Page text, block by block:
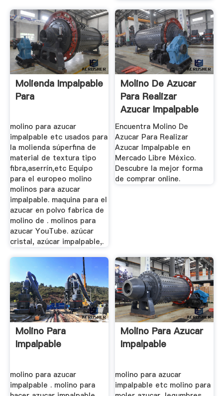
Molienda Impalpable
Para
molino para azucar
impalpable etc usados para
la molienda súperfina de
material de textura tipo
fibra,aserrín,etc Equipo
para el europeo molino
molinos para azucar
impalpable. maquina para el
azucar en polvo fabrica de
molino de . molinos para
azucar YouTube. azúcar
cristal, azúcar impalpable,.
Molino De Azucar
Para Realizar
Azucar Impalpable
En ...
Encuentra Molino De
Azucar Para Realizar
Azucar Impalpable en
Mercado Libre México.
Descubre la mejor forma
de comprar online.
Molino Para
Impalpable
molino para azucar
impalpable . molino para
Molino Para Azucar
Impalpable
molino para azucar
impalpable etc molino para